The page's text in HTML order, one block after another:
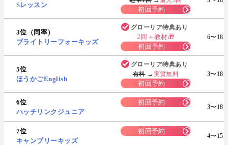
Sレッスン
初回予約
3位（同率）
ブライトリーフォーキッズ
グローリア特典あり
2回＋教材🎁
初回予約
6〜18
5位
ほうかごEnglish
グローリア特典あり
有料→ 実質無料
初回予約
3〜18
6位
ハッチリンクジュニア
初回予約
3〜18
7位
キャンブリーキッズ
初回予約
4〜15